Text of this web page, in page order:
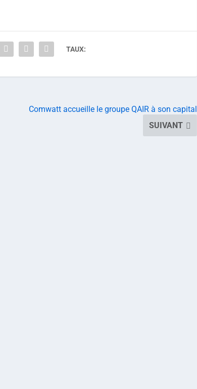
TAUX:
Comwatt accueille le groupe QAIR à son capital
SUIVANT